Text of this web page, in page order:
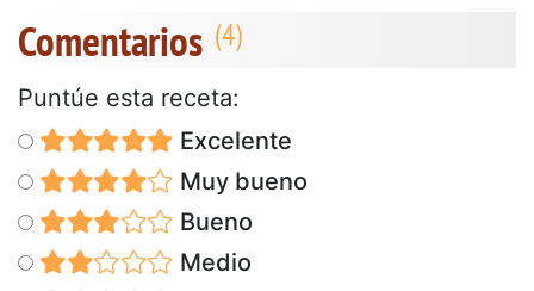
Comentarios
Puntúe esta receta:
Excelente
Muy bueno
Bueno
Medio